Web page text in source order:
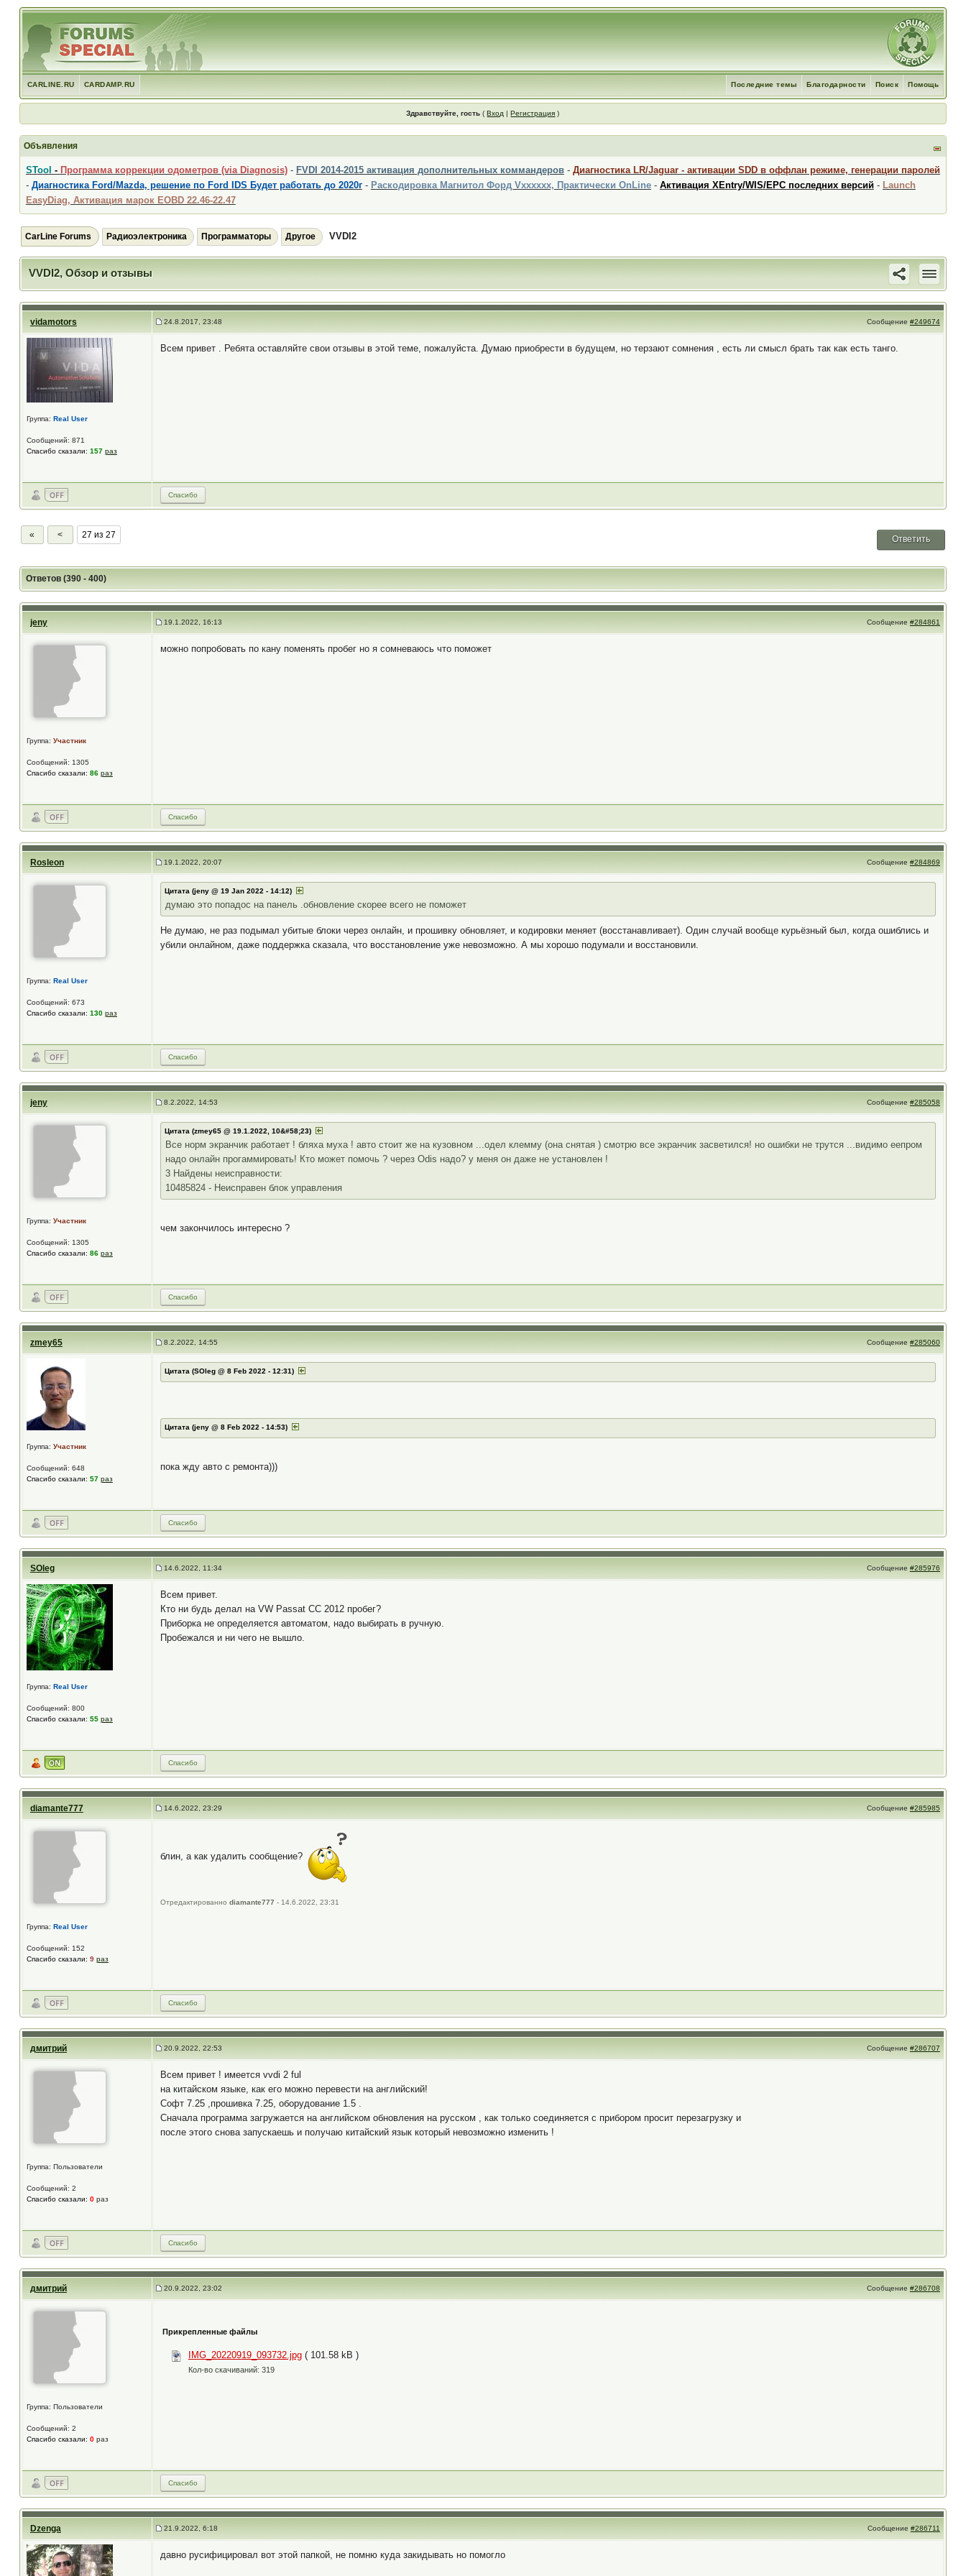
CARLINE.RU CARDAMP.RU Помощь
Поиск
Благодарности
Последние темы
Здравствуйте, гость (Вход |Регистрация )
Объявления
STool - Программа коррекции одометров (via Diagnosis)- FVDI 2014-2015 активация дополнительных коммандеров- Диагностика LR/Jaguar - активации SDD в оффлан режиме, генерации паролей
- Диагностика Ford/Mazda, решение по Ford IDS Будет работать до 2020г- Раскодировка Магнитол Форд Vxxxxxx, Практически OnLine- Активация XEntry/WIS/EPC последних версий- Launch
EasyDiag, Активация марок EOBD 22.46-22.47
CarLine Forums Радиоэлектроника Программаторы Другое VVDI2
VVDI2, Обзор и отзывы
vidamotors 24.8.2017, 23:48 Сообщение #249674
Группа: Real User
Сообщений: 871
Спасибо сказали: 157 раз
Всем привет . Ребята оставляйте свои отзывы в этой теме, пожалуйста. Думаю приобрести в будущем, но терзают сомнения , есть ли смысл брать так как есть танго.
Спасибо
« < 27 из 27 Ответить
Ответов (390 - 400)
jeny 19.1.2022, 16:13 Сообщение #284861
Группа: Участник
Сообщений: 1305
Спасибо сказали: 86 раз
можно попробовать по кану поменять пробег но я сомневаюсь что поможет
Спасибо
Rosleon 19.1.2022, 20:07 Сообщение #284869
Группа: Real User
Сообщений: 673
Спасибо сказали: 130 раз
Цитата (jeny @ 19 Jan 2022 - 14:12)
думаю это попадос на панель .обновление скорее всего не поможет
Не думаю, не раз подымал убитые блоки через онлайн, и прошивку обновляет, и кодировки меняет (восстанавливает). Один случай вообще курьёзный был, когда ошиблись и
убили онлайном, даже поддержка сказала, что восстановление уже невозможно. А мы хорошо подумали и восстановили.
Спасибо
jeny 8.2.2022, 14:53 Сообщение #285058
Группа: Участник
Сообщений: 1305
Спасибо сказали: 86 раз
Цитата (zmey65 @ 19.1.2022, 10&#58;23)
Все норм экранчик работает ! бляха муха ! авто стоит же на кузовном ...одел клемму (она снятая ) смотрю все экранчик засветился! но ошибки не трутся ...видимо еепром
надо онлайн прогаммировать! Кто может помочь ? через Odis надо? у меня он даже не установлен !
3 Найдены неисправности:
10485824 - Неисправен блок управления
чем закончилось интересно ?
Спасибо
zmey65 8.2.2022, 14:55 Сообщение #285060
Группа: Участник
Сообщений: 648
Спасибо сказали: 57 раз
Цитата (SOleg @ 8 Feb 2022 - 12:31)
Цитата (jeny @ 8 Feb 2022 - 14:53)
пока жду авто с ремонта)))
Спасибо
SOleg 14.6.2022, 11:34 Сообщение #285976
Группа: Real User
Сообщений: 800
Спасибо сказали: 55 раз
Всем привет.
Кто ни будь делал на VW Passat CC 2012 пробег?
Приборка не определяется автоматом, надо выбирать в ручную.
Пробежался и ни чего не вышло.
Спасибо
diamante777 14.6.2022, 23:29 Сообщение #285985
Группа: Real User
Сообщений: 152
Спасибо сказали: 9 раз
блин, а как удалить сообщение?
Отредактированно diamante777 - 14.6.2022, 23:31
Спасибо
дмитрий 20.9.2022, 22:53 Сообщение #286707
Группа: Пользователи
Сообщений: 2
Спасибо сказали: 0раз
Всем привет ! имеется vvdi 2 ful
на китайском языке, как его можно перевести на английский!
Софт 7.25 ,прошивка 7.25, оборудование 1.5 .
Сначала программа загружается на английском обновления на русском , как только соединяется с прибором просит перезагрузку и
после этого снова запускаешь и получаю китайский язык который невозможно изменить !
Спасибо
дмитрий 20.9.2022, 23:02 Сообщение #286708
Группа: Пользователи
Сообщений: 2
Спасибо сказали: 0раз
Прикрепленные файлы
IMG_20220919_093732.jpg( 101.58 kB )
Кол-во скачиваний: 319
Спасибо
Dzenga 21.9.2022, 6:18 Сообщение #286711
давно русифицировал вот этой папкой, не помню куда закидывать но помогло